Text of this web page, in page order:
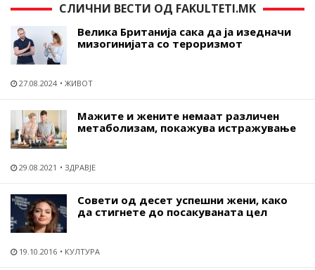
СЛИЧНИ ВЕСТИ ОД FAKULTETI.MK
Велика Британија сака да ја изедначи
мизогинијата со тероризмот
27.08.2024 ЖИВОТ
Мажите и жените немаат различен
метаболизам, покажува истражување
29.08.2021 ЗДРАВЈЕ
Совети од десет успешни жени, како
да стигнете до посакуваната цел
19.10.2016 КУЛТУРА